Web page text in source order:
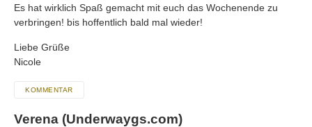
Es hat wirklich Spaß gemacht mit euch das Wochenende zu
verbringen! bis hoffentlich bald mal wieder!
Liebe Grüße
Nicole
KOMMENTAR
Verena (Underwaygs.com)